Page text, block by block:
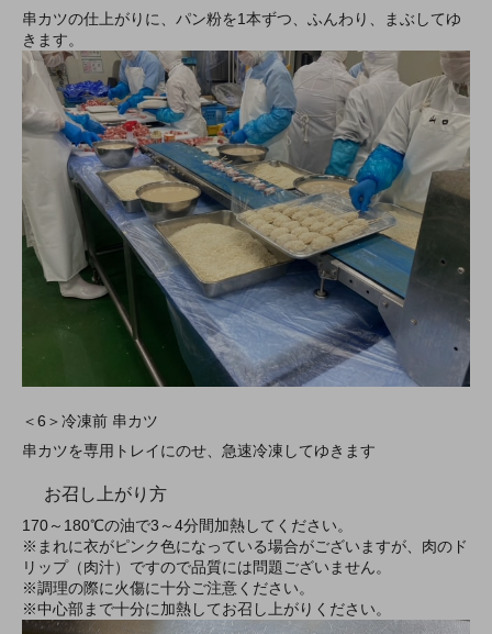
串カツの仕上がりに、パン粉を1本ずつ、ふんわり、まぶしてゆ
きます。
＜6＞冷凍前 串カツ
串カツを専用トレイにのせ、急速冷凍してゆきます
お召し上がり方
170～180℃の油で3～4分間加熱してください。
※まれに衣がピンク色になっている場合がございますが、肉のド
リップ（肉汁）ですので品質には問題ございません。
※調理の際に火傷に十分ご注意ください。
※中心部まで十分に加熱してお召し上がりください。